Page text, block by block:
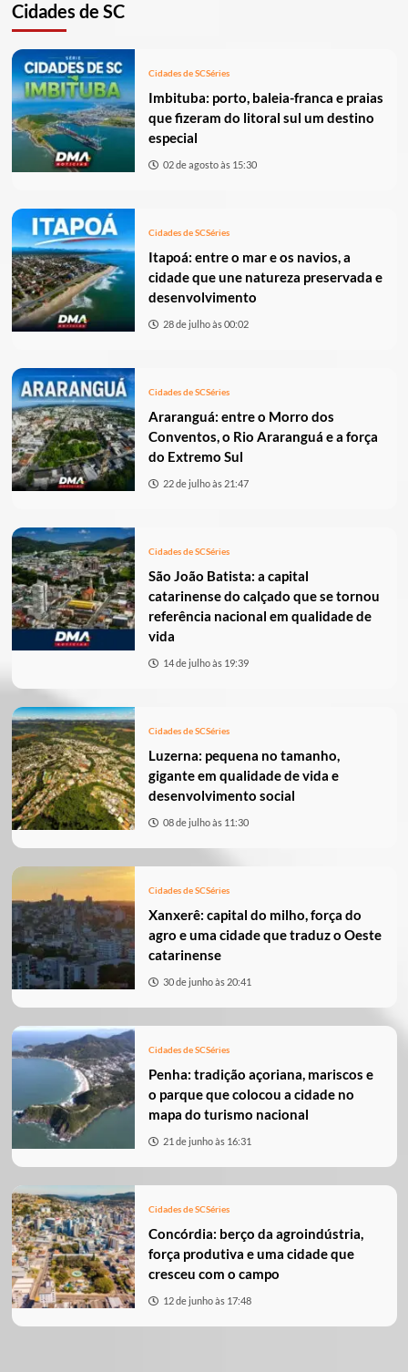
Cidades de SC
Cidades de SCSéries
Imbituba: porto, baleia-franca e praias
que fizeram do litoral sul um destino
especial
02 de agosto às 15:30
Cidades de SCSéries
Itapoá: entre o mar e os navios, a
cidade que une natureza preservada e
desenvolvimento
28 de julho às 00:02
Cidades de SCSéries
Araranguá: entre o Morro dos
Conventos, o Rio Araranguá e a força
do Extremo Sul
22 de julho às 21:47
Cidades de SCSéries
São João Batista: a capital
catarinense do calçado que se tornou
referência nacional em qualidade de
vida
14 de julho às 19:39
Cidades de SCSéries
Luzerna: pequena no tamanho,
gigante em qualidade de vida e
desenvolvimento social
08 de julho às 11:30
Cidades de SCSéries
Xanxerê: capital do milho, força do
agro e uma cidade que traduz o Oeste
catarinense
30 de junho às 20:41
Cidades de SCSéries
Penha: tradição açoriana, mariscos e
o parque que colocou a cidade no
mapa do turismo nacional
21 de junho às 16:31
Cidades de SCSéries
Concórdia: berço da agroindústria,
força produtiva e uma cidade que
cresceu com o campo
12 de junho às 17:48